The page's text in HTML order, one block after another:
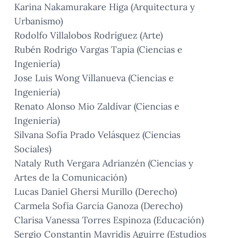
Karina Nakamurakare Higa (Arquitectura y
Urbanismo)
Rodolfo Villalobos Rodríguez (Arte)
Rubén Rodrigo Vargas Tapia (Ciencias e
Ingeniería)
Jose Luis Wong Villanueva (Ciencias e
Ingeniería)
Renato Alonso Mio Zaldívar (Ciencias e
Ingeniería)
Silvana Sofía Prado Velásquez (Ciencias
Sociales)
Nataly Ruth Vergara Adrianzén (Ciencias y
Artes de la Comunicación)
Lucas Daniel Ghersi Murillo (Derecho)
Carmela Sofía García Ganoza (Derecho)
Clarisa Vanessa Torres Espinoza (Educación)
Sergio Constantin Mavridis Aguirre (Estudios